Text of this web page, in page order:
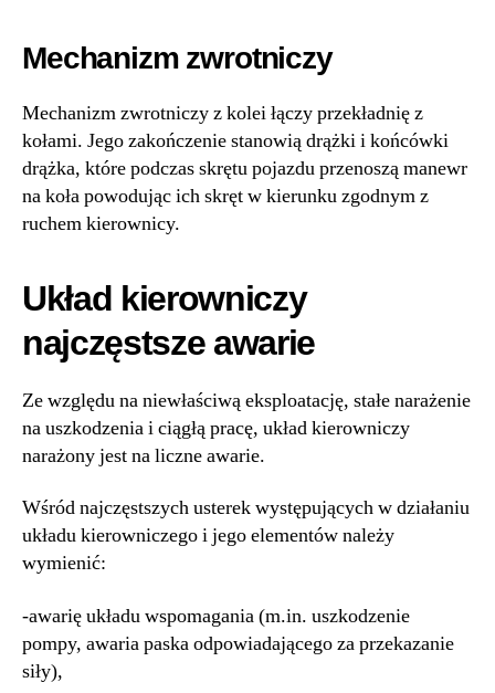
Mechanizm zwrotniczy
Mechanizm zwrotniczy z kolei łączy przekładnię z
kołami. Jego zakończenie stanowią drążki i końcówki
drążka, które podczas skrętu pojazdu przenoszą manewr
na koła powodując ich skręt w kierunku zgodnym z
ruchem kierownicy.
Układ kierowniczy
najczęstsze awarie
Ze względu na niewłaściwą eksploatację, stałe narażenie
na uszkodzenia i ciągłą pracę, układ kierowniczy
narażony jest na liczne awarie.
Wśród najczęstszych usterek występujących w działaniu
układu kierowniczego i jego elementów należy
wymienić:
-awarię układu wspomagania (m.in. uszkodzenie
pompy, awaria paska odpowiadającego za przekazanie
siły),